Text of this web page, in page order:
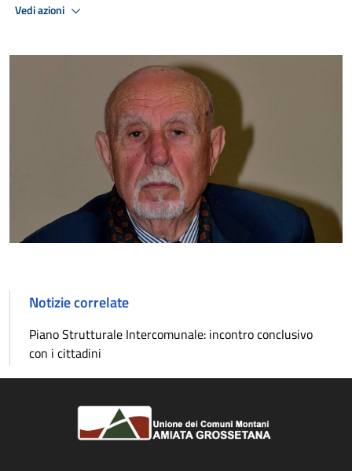
Vedi azioni
Notizie correlate
Piano Strutturale Intercomunale: incontro conclusivo
con i cittadini